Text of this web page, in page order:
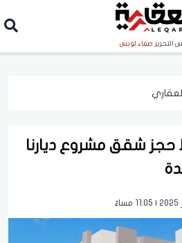
التحرير صفاء لويس
حجز شقق مشروع ديارنا